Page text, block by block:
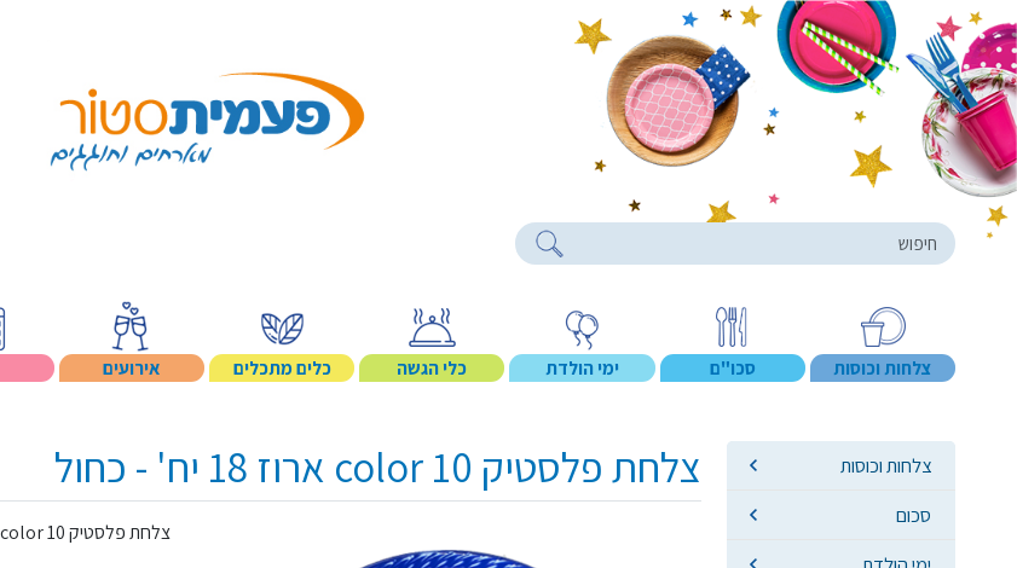
Search products
צלחות וכוסות סכו"ם ימי הולדת כלי הגשה כלים מתכלים אירועים
צלחות וכוסות
סכום
צלחת פלסטיק 10 color ארוז 18 יח' - כחול
צלחת פלסטיק 10 color ארוז 18 - כחול, צלחות חד פעמיות צבעוניות